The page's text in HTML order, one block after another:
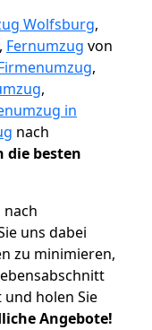
Wolfsburg,
, Fernumzug von
,
,
in
nach
die besten
uns dabei
zu minimieren,
und holen Sie
Angebote!